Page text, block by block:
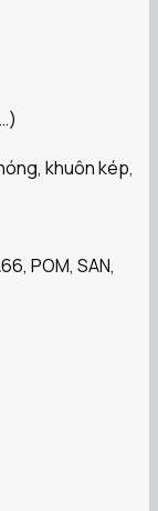
khuôn kép,
POM, SAN,